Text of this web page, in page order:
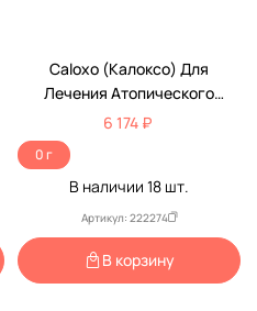
Caloxo (Калоксо) Для
Лечения Атопического
Дерматита У Собак 50мл
6 174 ₽
0 г
В наличии 18 шт.
Артикул: 222274
В корзину